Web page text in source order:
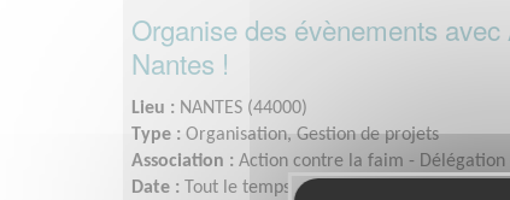
Organise des évènements
Nantes !
Lieu : NANTES (44000)
Type : Organisation, Gestion de projets
Association : Action contre la faim - Délégation
Date :
Tout le temps